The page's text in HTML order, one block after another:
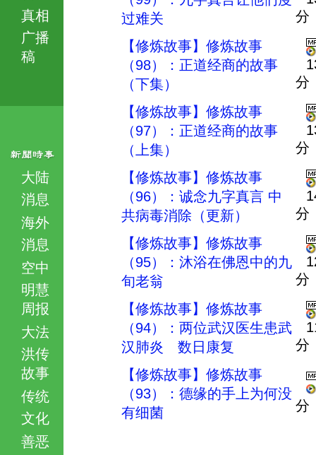
真相
广播
稿
大陆
消息
海外
消息
空中
明慧
周报
大法
洪传
故事
传统
文化
善恶
过难关
分
【修炼故事】修炼故事
（98）：正道经商的故事
（下集）
分
【修炼故事】修炼故事
（97）：正道经商的故事
（上集）
分
【修炼故事】修炼故事
（96）：诚念九字真言 中
共病毒消除（更新）
分
【修炼故事】修炼故事
（95）：沐浴在佛恩中的九
旬老翁
分
【修炼故事】修炼故事
（94）：两位武汉医生患武
汉肺炎 数日康复
分
【修炼故事】修炼故事
（93）：德缘的手上为何没
有细菌
分